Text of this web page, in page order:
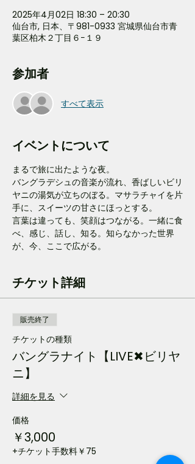
2025年4月02日 18:30 – 20:30
仙台市, 日本、〒981-0933 宮城県仙台市青
葉区柏木２丁目６−１９
参加者
すべて表示
イベントについて
まるで旅に出たような夜。
バングラデシュの音楽が流れ、香ばしいビリ
ヤニの湯気が立ちのぼる。マサラチャイを片
手に、スイーツの甘さにほっとする。
言葉は違っても、笑顔はつながる。一緒に食
べ、感じ、話し、知る。知らなかった世界
が、今、ここで広がる。
チケット詳細
販売終了
チケットの種類
バングラナイト【LIVE✖ビリヤ
ニ】
詳細を見る
価格
￥3,000
+チケット手数料￥75